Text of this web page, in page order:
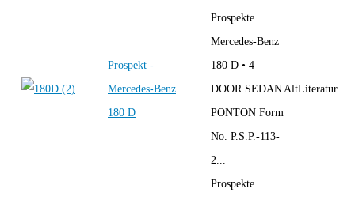
Prospekt -
Mercedes-Benz
180 D
Prospekte
Mercedes-Benz
180 D • 4
DOOR SEDAN
PONTON Form
No. P.S.P.-113-
2...
AltLiteratur
Prospekte